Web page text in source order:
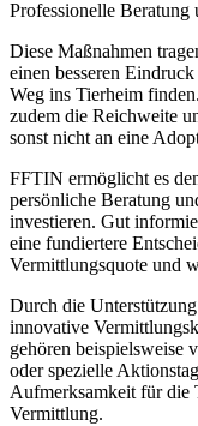
Professionelle Beratung
Diese Maßnahmen
einen besseren
Weg ins Tierheim
zudem die Reichweite
sonst nicht an eine
FFTIN ermöglicht es
persönliche Beratung
investieren. Gut
eine fundiertere
Vermittlungsquote und
Durch die
innovative
gehören beispielsweise
oder spezielle
Aufmerksamkeit für die
Vermittlung.